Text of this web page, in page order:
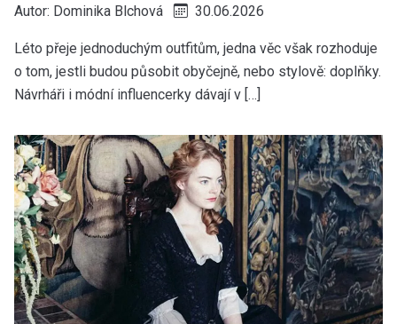
Autor: Dominika Blchová 30.06.2026
Léto přeje jednoduchým outfitům, jedna věc však rozhoduje
o tom, jestli budou působit obyčejně, nebo stylově: doplňky.
Návrháři i módní influencerky dávají v […]